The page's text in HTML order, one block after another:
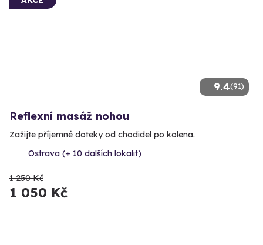
9.4(91)
Reflexní masáž nohou
Zažijte příjemné doteky od chodidel po kolena.
Ostrava (+ 10 dalších lokalit)
1 250 Kč
1 050 Kč